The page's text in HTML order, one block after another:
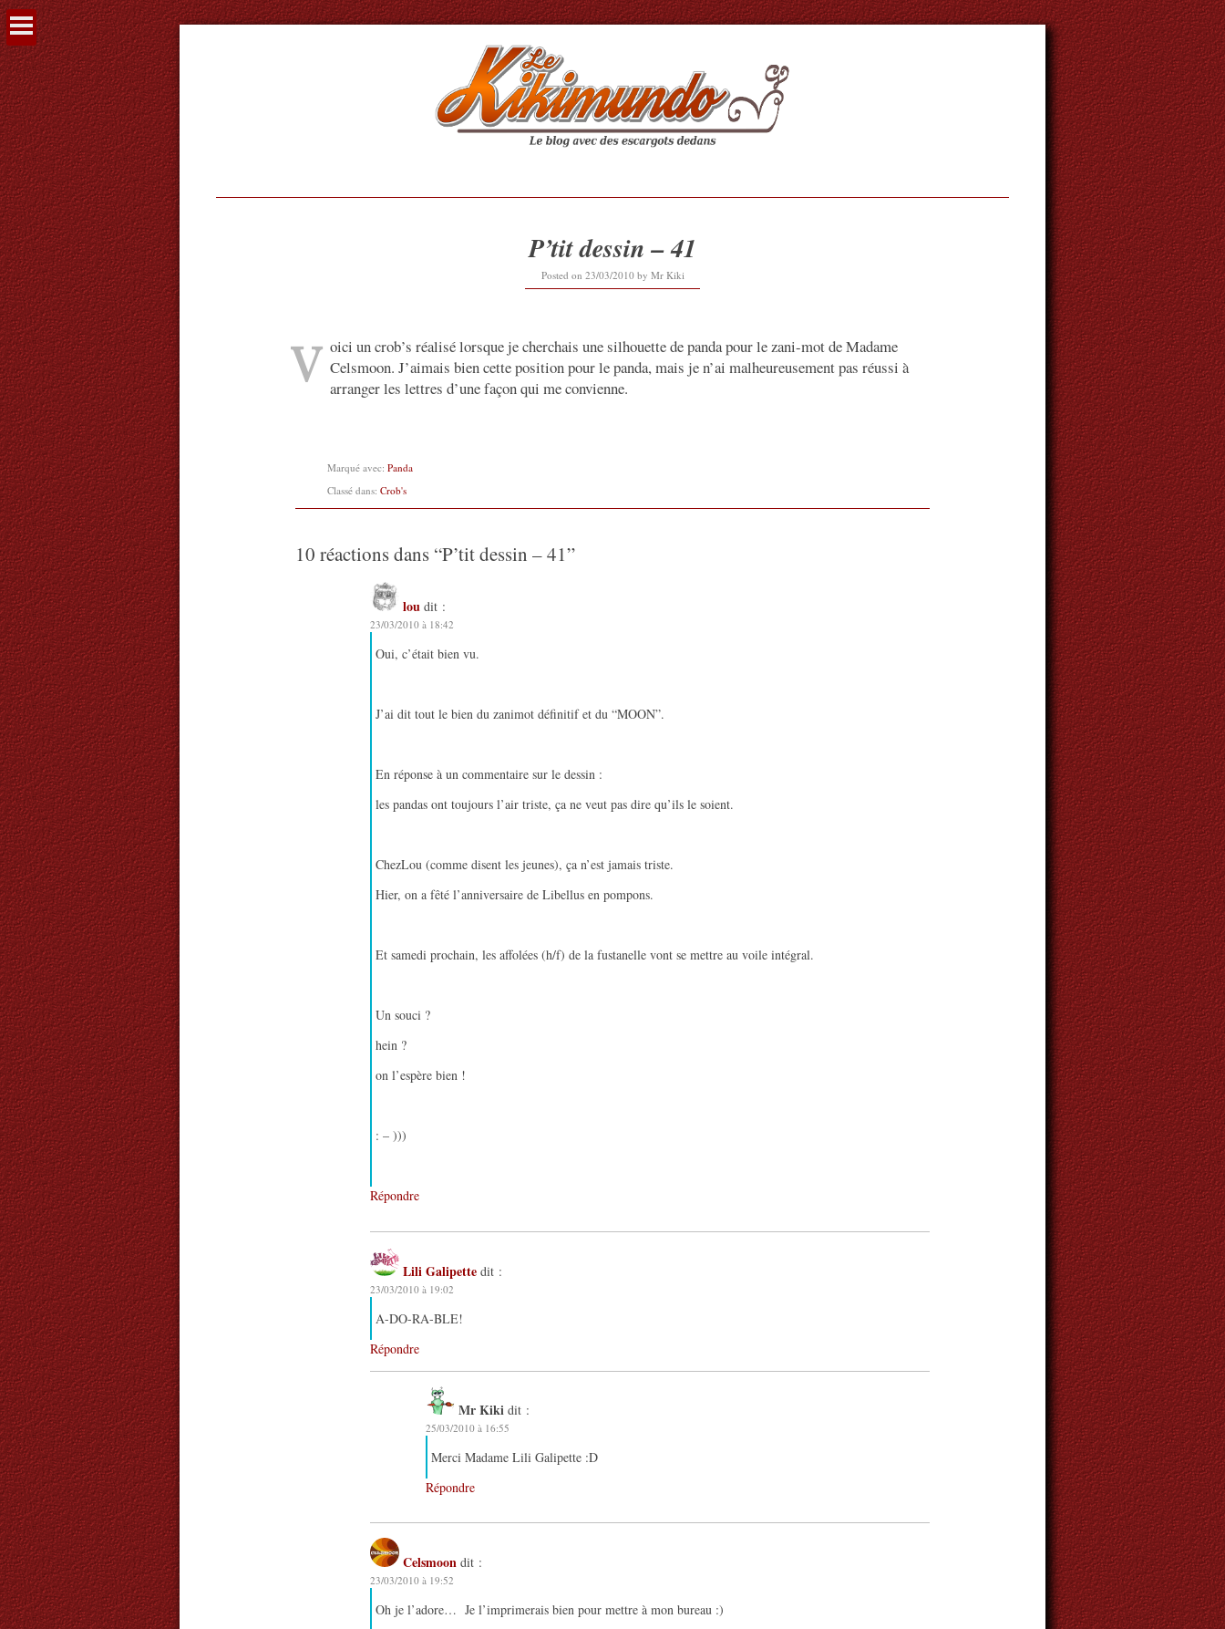
Voir
le
contenu
P’tit dessin – 41
Posted on 23/03/2010by Mr Kiki
V oici un crob’s réalisé lorsque je cherchais une silhouette de panda pour le zani-mot de Madame
Celsmoon. J’aimais bien cette position pour le panda, mais je n’ai malheureusement pas réussi à
arranger les lettres d’une façon qui me convienne.
Marqué avec: Panda
Classé dans: Crob's
10 réactions dans “P’tit dessin – 41”
lou dit :
23/03/2010 à 18:42
Oui, c’était bien vu.
J’ai dit tout le bien du zanimot définitif et du “MOON”.
En réponse à un commentaire sur le dessin :
les pandas ont toujours l’air triste, ça ne veut pas dire qu’ils le soient.
ChezLou (comme disent les jeunes), ça n’est jamais triste.
Hier, on a fêté l’anniversaire de Libellus en pompons.
Et samedi prochain, les affolées (h/f) de la fustanelle vont se mettre au voile intégral.
Un souci ?
hein ?
on l’espère bien !
: – )))
Répondre
Lili Galipette dit :
23/03/2010 à 19:02
A-DO-RA-BLE!
Répondre
Mr Kiki dit :
25/03/2010 à 16:55
Merci Madame Lili Galipette :D
Répondre
Celsmoon dit :
23/03/2010 à 19:52
Oh je l’adore… Je l’imprimerais bien pour mettre à mon bureau :)